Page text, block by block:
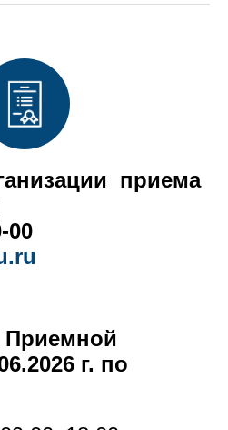
приема
00
Приемной
г. по